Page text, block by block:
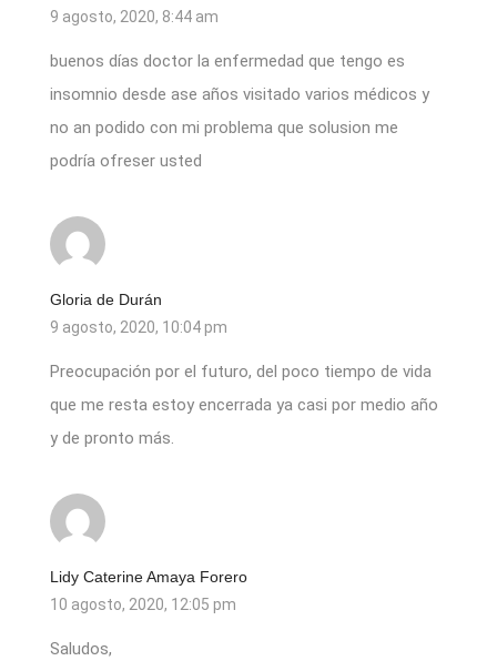
9 agosto, 2020, 8:44 am
buenos días doctor la enfermedad que tengo es
insomnio desde ase años visitado varios médicos y
no an podido con mi problema que solusion me
podría ofreser usted
Gloria de Durán
9 agosto, 2020, 10:04 pm
Preocupación por el futuro, del poco tiempo de vida
que me resta estoy encerrada ya casi por medio año
y de pronto más.
Lidy Caterine Amaya Forero
10 agosto, 2020, 12:05 pm
Saludos,